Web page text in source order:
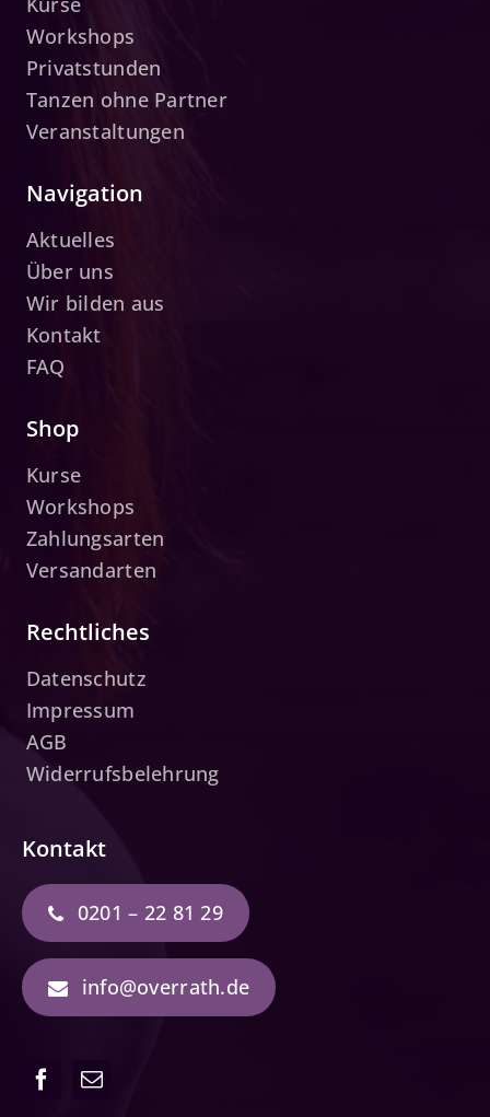
Workshops
Privatstunden
Tanzen ohne Partner
Veranstaltungen
Navigation
Aktuelles
Über uns
Wir bilden aus
Kontakt
FAQ
Kontakt
0201 – 22 81 29
info@overrath.de
Shop
Kurse
Workshops
Zahlungsarten
Versandarten
Rechtliches
Datenschutz
Impressum
AGB
Widerrufsbelehrung